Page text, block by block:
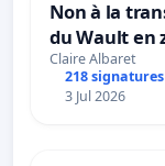
Non à la
du Wault en
urbaine
Claire Albaret
218 signatures
3 Jul 2026